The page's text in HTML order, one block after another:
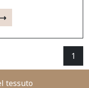
1
tessuto